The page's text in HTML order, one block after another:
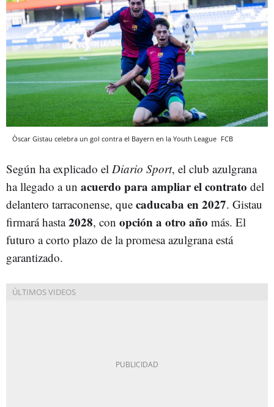
Òscar Gistau celebra un gol contra el Bayern en la Youth League FCB
Según ha explicado el Diario Sport, el club azulgrana
ha llegado a un acuerdo para ampliar el contrato del
delantero tarraconense, que caducaba en 2027. Gistau
firmará hasta2028, con opción a otro año más. El
futuro a corto plazo de la promesa azulgrana está
garantizado.